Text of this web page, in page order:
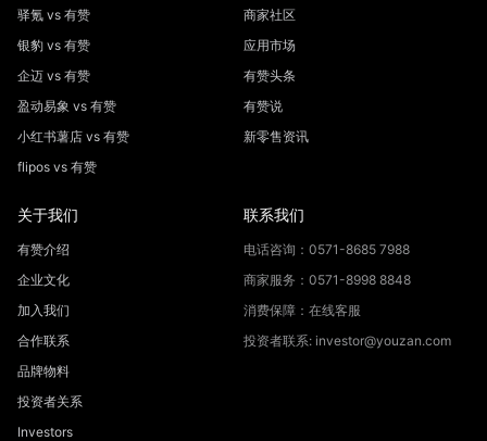
驿氪 vs 有赞
银豹 vs 有赞
企迈 vs 有赞
盈动易象 vs 有赞
小红书薯店 vs 有赞
flipos vs 有赞
商家社区
应用市场
有赞头条
有赞说
新零售资讯
关于我们
有赞介绍
企业文化
加入我们
合作联系
品牌物料
投资者关系
Investors
联系我们
电话咨询：0571-8685 7988
商家服务：0571-8998 8848
消费保障：在线客服
投资者联系: investor@youzan.com